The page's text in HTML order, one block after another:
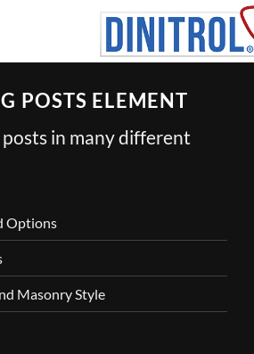
POSTS ELEMENT
in many different
Options
Masonry Style